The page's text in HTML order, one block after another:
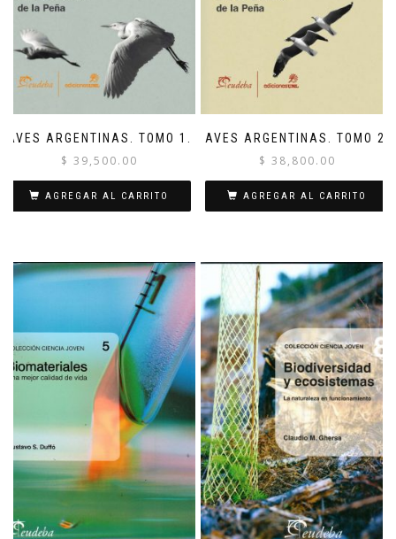
AVES ARGENTINAS. TOMO 1.
$ 39,500.00
AGREGAR AL CARRITO
AVES ARGENTINAS. TOMO 2.
$ 38,800.00
AGREGAR AL CARRITO